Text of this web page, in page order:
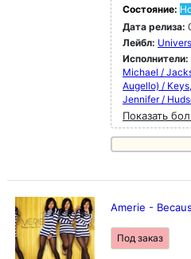
Состояние:
Дата релиза:
Лейбл:
Исполнители:
Michael /
Augello) /
Jennifer /
Показать
Amerie -
Под заказ